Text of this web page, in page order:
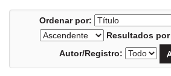
Ordenar por:
Resultados
Autor/Registro: